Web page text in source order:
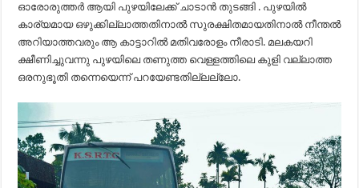
ഓരോരുത്തർ ആയി പുഴയിലേക്ക് ചാടാൻ തുടങ്ങി . പുഴയിൽ
കാര്യമായ ഒഴുക്കില്ലാത്തതിനാൽ സുരക്ഷിതമായതിനാൽ നീന്തൽ
അറിയാത്തവരും ആ കാട്ടാറിൽ മതിവരോളം നീരാടി. മലകയറി
ക്ഷീണിച്ചുവന്നു പുഴയിലെ തണുത്ത വെള്ളത്തിലെ കുളി വല്ലാത്ത
ഒരനുഭൂതി തന്നെയെന്ന് പറയേണ്ടതില്ലല്ലോ.